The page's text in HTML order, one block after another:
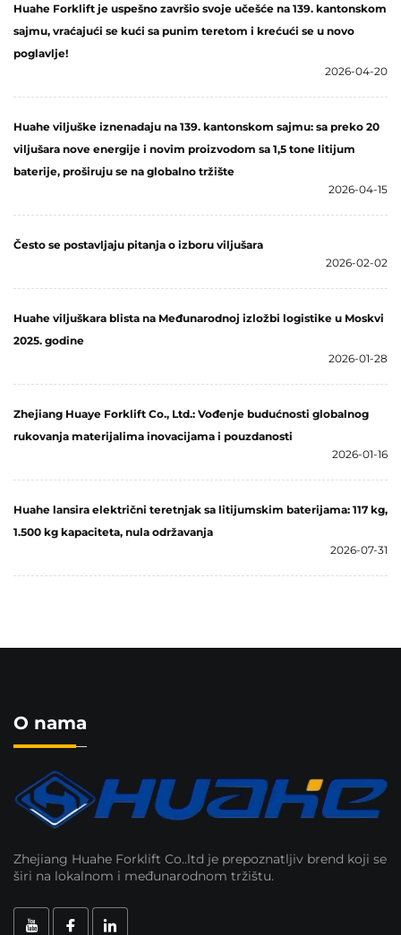
Huahe Forklift je uspešno završio svoje učešće na 139. kantonskom
sajmu, vraćajući se kući sa punim teretom i krećući se u novo
poglavlje!
2026-04-20
Huahe viljuške iznenadaju na 139. kantonskom sajmu: sa preko 20
viljušara nove energije i novim proizvodom sa 1,5 tone litijum
baterije, proširuju se na globalno tržište
2026-04-15
Često se postavljaju pitanja o izboru viljušara
2026-02-02
Huahe viljuškara blista na Međunarodnoj izložbi logistike u Moskvi
2025. godine
2026-01-28
Zhejiang Huaye Forklift Co., Ltd.: Vođenje budućnosti globalnog
rukovanja materijalima inovacijama i pouzdanosti
2026-01-16
Huahe lansira električni teretnjak sa litijumskim baterijama: 117 kg,
1.500 kg kapaciteta, nula održavanja
2026-07-31
O nama
Zhejiang Huahe Forklift Co..ltd je prepoznatljiv brend koji se
širi na lokalnom i međunarodnom tržištu.